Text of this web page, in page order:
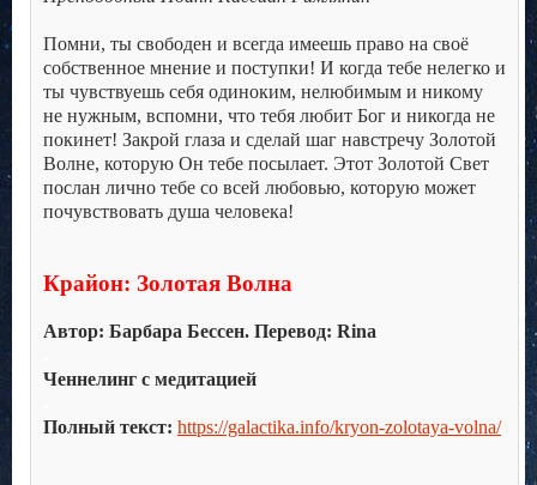
Помни, ты свободен и всегда имеешь право на своё
собственное мнение и поступки! И когда тебе нелегко и
ты чувствуешь себя одиноким, нелюбимым и никому
не нужным, вспомни, что тебя любит Бог и никогда не
покинет! Закрой глаза и сделай шаг навстречу Золотой
Волне, которую Он тебе посылает. Этот Золотой Свет
послан лично тебе со всей любовью, которую может
почувствовать душа человека!
Крайон: Золотая Волна
Автор: Барбара Бессен. Перевод: Rina
Ченнелинг с медитацией
Полный текст: https://galactika.info/kryon-zolotaya-volna/